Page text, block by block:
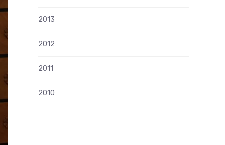
2013
2012
2011
2010